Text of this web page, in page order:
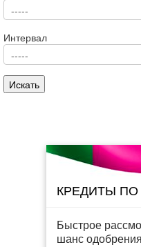
Интервал
КРЕДИТЫ
Быстрое
шанс одобрения